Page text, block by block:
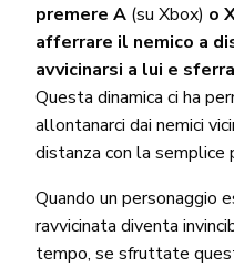
premere A(su Xbox) o
afferrare il nemico a
avvicinarsi a lui e
Questa dinamica ci ha
allontanarci dai nemici
distanza con la semplice
Quando un personaggio
ravvicinata diventa
tempo, se sfruttate